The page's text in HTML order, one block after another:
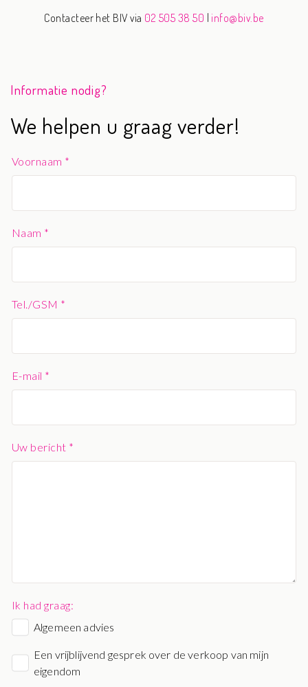
Contacteer het BIV via 02 505 38 50 | info@biv.be
Informatie nodig?
We helpen u graag verder!
Voornaam *
Naam *
Tel./GSM *
E-mail *
Uw bericht *
Ik had graag:
Algemeen advies
Een vrijblijvend gesprek over de verkoop van mijn
eigendom